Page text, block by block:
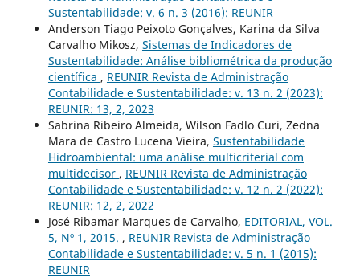
Sustentabilidade: v. 6 n. 3 (2016): REUNIR
Anderson Tiago Peixoto Gonçalves, Karina da Silva
Carvalho Mikosz, Sistemas de Indicadores de
Sustentabilidade: Análise bibliométrica da produção
científica , REUNIR Revista de Administração
Contabilidade e Sustentabilidade: v. 13 n. 2 (2023):
REUNIR: 13, 2, 2023
Sabrina Ribeiro Almeida, Wilson Fadlo Curi, Zedna
Mara de Castro Lucena Vieira, Sustentabilidade
Hidroambiental: uma análise multicriterial com
multidecisor , REUNIR Revista de Administração
Contabilidade e Sustentabilidade: v. 12 n. 2 (2022):
REUNIR: 12, 2, 2022
José Ribamar Marques de Carvalho, EDITORIAL, VOL.
5, Nº 1, 2015. , REUNIR Revista de Administração
Contabilidade e Sustentabilidade: v. 5 n. 1 (2015):
REUNIR